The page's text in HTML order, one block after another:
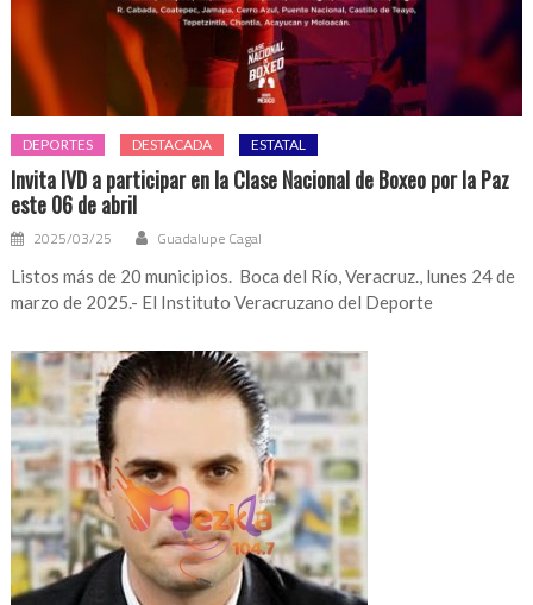
DEPORTES DESTACADA ESTATAL
Invita IVD a participar en la Clase Nacional de Boxeo por la Paz
este 06 de abril
2025/03/25 Guadalupe Cagal
Listos más de 20 municipios. Boca del Río, Veracruz., lunes 24 de
marzo de 2025.- El Instituto Veracruzano del Deporte